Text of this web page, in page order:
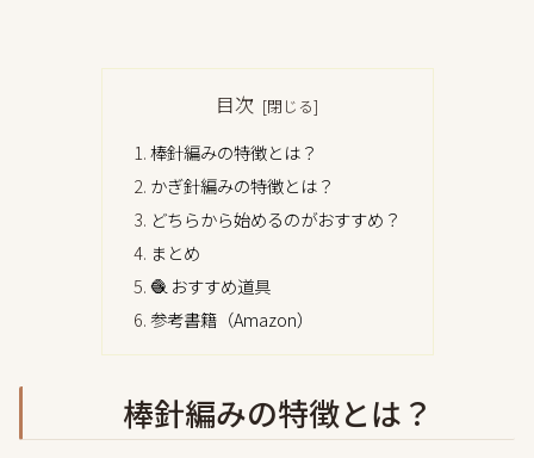
目次
棒針編みの特徴とは？
かぎ針編みの特徴とは？
どちらから始めるのがおすすめ？
まとめ
🧶 おすすめ道具
参考書籍（Amazon）
棒針編みの特徴とは？